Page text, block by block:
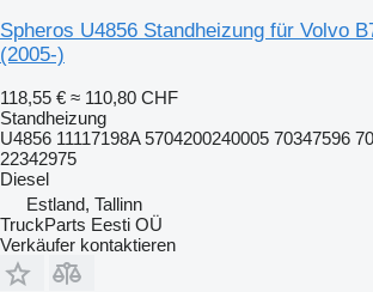
Spheros U4856 Standheizung für Volvo
(2005-)
118,55 € ≈ 110,80 CHF
Standheizung
U4856 11117198A 5704200240005 70347596
22342975
Diesel
Estland, Tallinn
TruckParts Eesti OÜ
Verkäufer kontaktieren